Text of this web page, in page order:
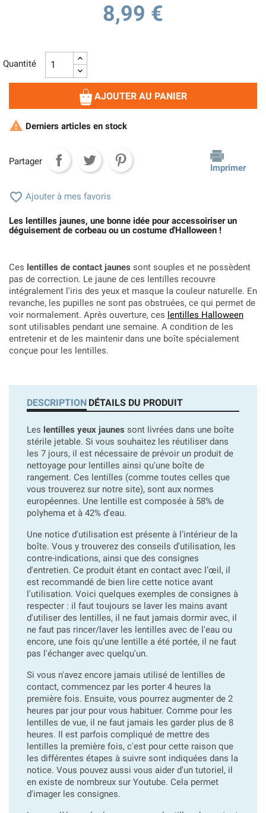
8,99 €
Quantité
AJOUTER AU PANIER
 Derniers articles en stock
Partager
Imprimer
 Ajouter à mes favoris
Les lentilles jaunes, une bonne idée pour accessoiriser un
déguisement de corbeau ou un costume d'Halloween !
Ces lentilles de contact jaunes sont souples et ne possèdent
pas de correction. Le jaune de ces lentilles recouvre
intégralement l'iris des yeux et masque la couleur naturelle. En
revanche, les pupilles ne sont pas obstruées, ce qui permet de
voir normalement. Après ouverture, ces lentilles Halloween
sont utilisables pendant une semaine. A condition de les
entretenir et de les maintenir dans une boîte spécialement
conçue pour les lentilles.
DESCRIPTION DÉTAILS DU PRODUIT
Les lentilles yeux jaunes sont livrées dans une boîte
stérile jetable. Si vous souhaitez les réutiliser dans
les 7 jours, il est nécessaire de prévoir un produit de
nettoyage pour lentilles ainsi qu'une boîte de
rangement. Ces lentilles (comme toutes celles que
vous trouverez sur notre site), sont aux normes
européennes. Une lentille est composée à 58% de
polyhema et à 42% d'eau.
Une notice d'utilisation est présente à l’intérieur de la
boîte. Vous y trouverez des conseils d'utilisation, les
contre-indications, ainsi que des consignes
d'entretien. Ce produit étant en contact avec l’œil, il
est recommandé de bien lire cette notice avant
l'utilisation. Voici quelques exemples de consignes à
respecter : il faut toujours se laver les mains avant
d'utiliser des lentilles, il ne faut jamais dormir avec, il
ne faut pas rincer/laver les lentilles avec de l'eau ou
encore, une fois qu'une lentille a été portée, il ne faut
pas l'échanger avec quelqu'un.
Si vous n'avez encore jamais utilisé de lentilles de
contact, commencez par les porter 4 heures la
première fois. Ensuite, vous pourrez augmenter de 2
heures par jour pour vous habituer. Comme pour les
lentilles de vue, il ne faut jamais les garder plus de 8
heures. Il est parfois compliqué de mettre des
lentilles la première fois, c'est pour cette raison que
les différentes étapes à suivre sont indiquées dans la
notice. Vous pouvez aussi vous aider d'un tutoriel, il
en existe de nombreux sur Youtube. Cela permet
d'imager les consignes.